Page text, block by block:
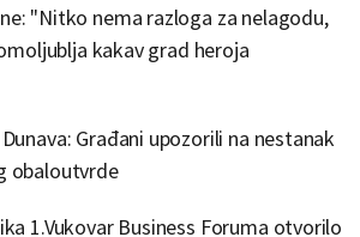
"Nitko nema razloga za nelagodu,
kakav grad heroja
Građani upozorili na nestanak
obaloutvrde
1.Vukovar Business Foruma otvorilo